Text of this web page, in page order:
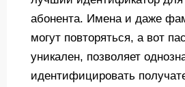
абонента. Имена и даже
могут повторяться, а вот
уникален, позволяет
идентифицировать